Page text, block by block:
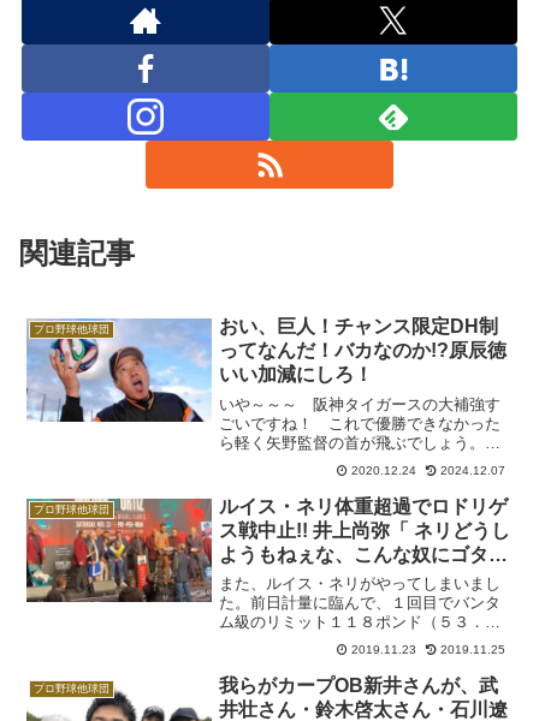
関連記事
プロ野球他球団
おい、巨人！チャンス限定DH制
ってなんだ！バカなのか!?原辰徳
いい加減にしろ！
いや～～～ 阪神タイガースの大補強す
ごいですね！ これで優勝できなかった
ら軽く矢野監督の首が飛ぶでしょう。補
強と言えばあれも欲しいこれも欲しい無
いものねだりの原辰徳監督を擁する読売
巨人軍。なんか意地でも来シーズンから
DH制をやりたいみたいで...
2020.12.24 2024.12.07
プロ野球他球団
ルイス・ネリ体重超過でロドリゲ
ス戦中止!! 井上尚弥「 ネリどうし
ようもねぇな、こんな奴にゴタゴ
タ言われたくない。ボクシング界
から追放でいい。」
また、ルイス・ネリがやってしまいまし
た。前日計量に臨んで、１回目でバンタ
ム級のリミット１１８ポンド（５３．５
２キロ）から１ポンド（０．４５キロ）
オーバー。２０１８年３月の山中慎介戦
でも大幅に計量オーバーし、試合前にタ
イトル剥奪となった前科が...
2019.11.23 2019.11.25
プロ野球他球団
我らがカープOB新井さんが、武
井壮さん・鈴木啓太さん・石川遼